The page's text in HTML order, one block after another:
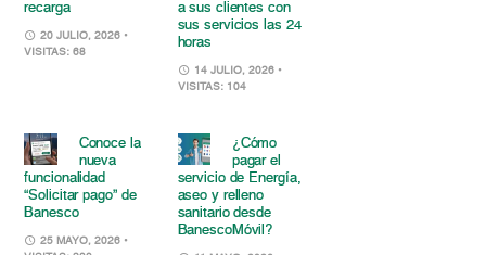
recarga
20 JULIO, 2026 •
VISITAS: 68
a sus clientes con
sus servicios las 24
horas
14 JULIO, 2026 •
VISITAS: 104
Conoce la
nueva
funcionalidad
“Solicitar pago” de
Banesco
25 MAYO, 2026 •
¿Cómo
pagar el
servicio de Energía,
aseo y relleno
sanitario desde
BanescoMóvil?